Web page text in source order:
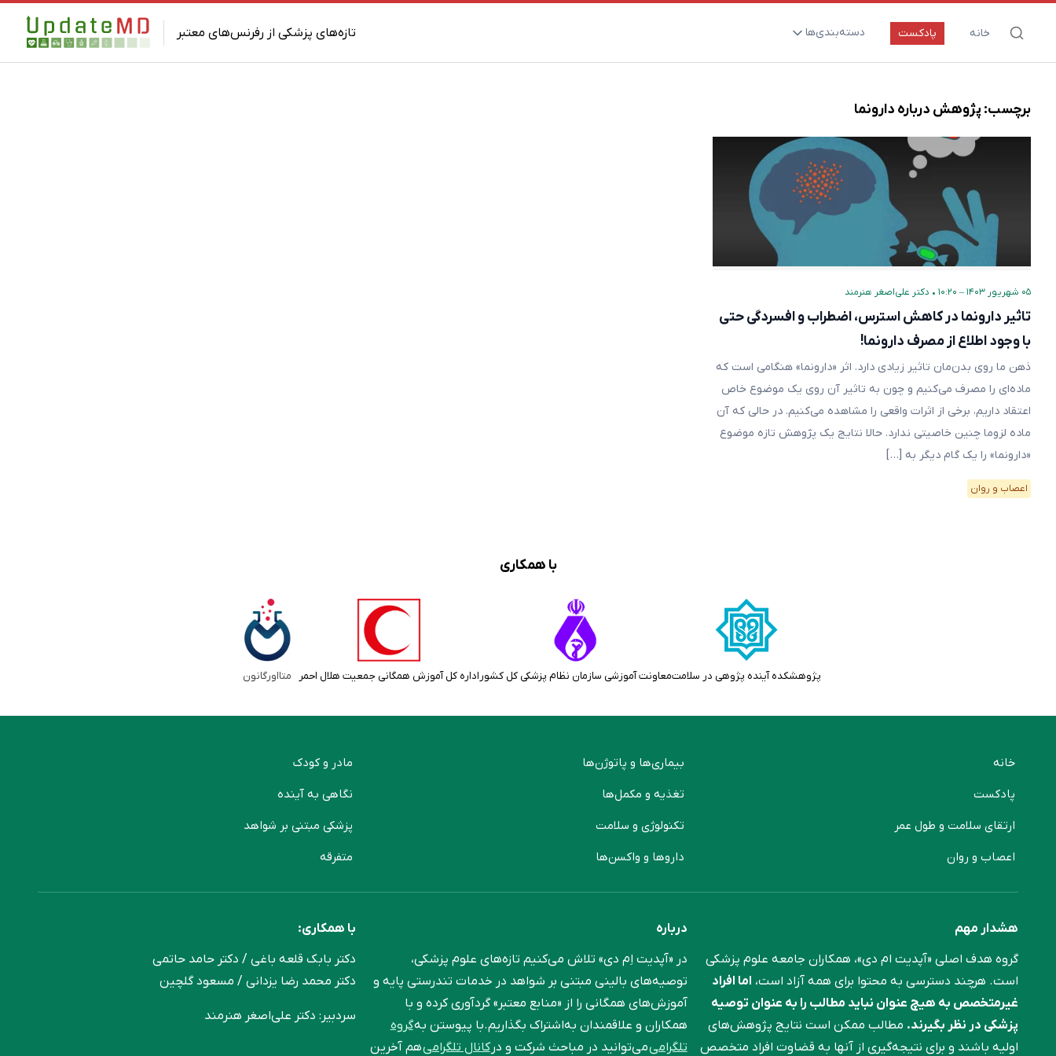
تازه‌های پزشکی از رفرنس‌های معتبر خانه پادکست دسته‌بندی‌ها
ارتقای سلامت و طول عمر
تغذیه و مکمل‌ها
تکنولوژی و سلامت
دارو‌ها و واکسن‌ها
پزشکی مبتنی بر شواهد
متفرقه
برچسب: پژوهش درباره دارونما
۰۵ شهریور ۱۴۰۳ – ۱۰:۲۰ • دکتر علی‌اصغر هنرمند
تاثیر دارونما در کاهش استرس، اضطراب و افسردگی حتی
با وجود اطلاع از مصرف دارونما!
ذهن ما روی بدن‌مان تاثیر زیادی دارد. اثر «دارونما» هنگامی است که
ماده‌ای را مصرف می‌کنیم و چون به تاثیر آن روی یک موضوع خاص
اعتقاد داریم، برخی از اثرات واقعی را مشاهده می‌کنیم. در حالی که آن
ماده لزوما چنین خاصیتی ندارد. حالا نتایج یک پژوهش تازه موضوع
«دارونما» را یک گام دیگر به […]
اعصاب و روان
با همکاری
پژوهشکده آینده پژوهی در سلامتمعاونت آموزشی سازمان نظام پزشکی کل کشور اداره کل آموزش همگانی جمعیت هلال احمر متااورگانون
خانه
پادکست
ارتقای سلامت و طول عمر
اعصاب و روان
بیماری‌ها و پاتوژن‌ها
تغذیه و مکمل‌ها
تکنولوژی و سلامت
دارو‌ها و واکسن‌ها
مادر و کودک
نگاهی به آینده
پزشکی مبتنی بر شواهد
متفرقه
هشدار مهم
گروه هدف اصلی «آپدیت ام دی»، همکاران جامعه علوم ‌پزشکی
است. هرچند دسترسی به محتوا برای همه آزاد است، اما افراد
غیرمتخصص به هیچ عنوان نباید مطالب را به عنوان توصیه
پزشکی در نظر بگیرند. مطالب ممکن است نتایج پژوهش‌های
اولیه باشند و برای نتیجه‌گیری از آنها به قضاوت افراد متخصص
درباره
در «آپدیت اِم دی» تلاش می‌کنیم تازه‌های علوم پزشکی،
توصیه‌های بالینی مبتنی بر شواهد در خدمات تندرستی پایه و
آموزش‌های همگانی را از «منابع معتبر» گردآوری کرده و با
همکاران و علاقمندان به‌اشتراک بگذاریم.با پیوستن بهگروه
تلگرامیمی‌توانید در مباحث شرکت و درکانال تلگرامیهم آخرین
با همکاری:
دکتر بابک قلعه‌ باغی / دکتر حامد حاتمی
دکتر محمد رضا یزدانی / مسعود گلچین
سردبیر: دکتر علی‌اصغر هنرمند